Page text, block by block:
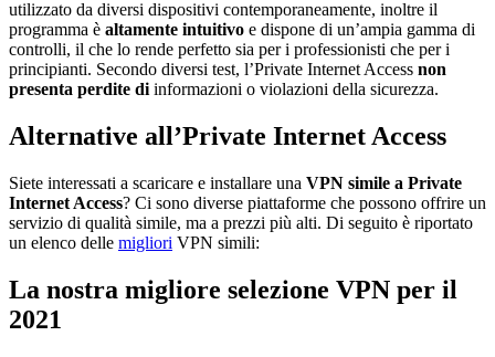
utilizzato da diversi dispositivi contemporaneamente, inoltre il
programma è altamente intuitivo e dispone di un’ampia gamma di
controlli, il che lo rende perfetto sia per i professionisti che per i
principianti. Secondo diversi test, l’Private Internet Access non
presenta perdite diinformazioni o violazioni della sicurezza.
Alternative all’Private Internet Access
Siete interessati a scaricare e installare una VPN simile a Private
Internet Access? Ci sono diverse piattaforme che possono offrire un
servizio di qualità simile, ma a prezzi più alti. Di seguito è riportato
un elenco delle migliori VPN simili:
La nostra migliore selezione VPN per il
2021